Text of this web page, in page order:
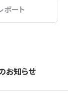
ポート
お知らせ